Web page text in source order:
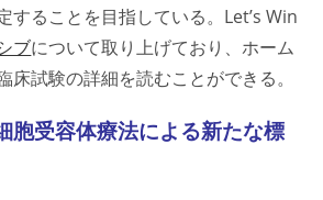
することを目指している。Let’s Win
ブについて取り上げており、ホーム
床試験の詳細を読むことができる。
胞受容体療法による新たな標